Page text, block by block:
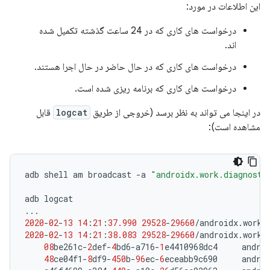
این اطلاعات در مورد:
درخواست های کاری که در 24 ساعت گذشته تکمیل شده
اند.
درخواست های کاری که در حال حاضر در حال اجرا هستند.
درخواست های کاری که برنامه ریزی شده است.
در اینجا می تواند به نظر برسد (خروجی از طریق logcat قابل
مشاهده است):
adb shell am broadcast -a
adb logcat
...
2020-02-13 14 : 21 :37.990 29528-29660/androidx.work
2020-02-13 14 : 21 :38.083 29528-29660/androidx.work
08be261c-2def-4bd6-a716-1 e4410968dc4
48ce04f1 -8df9-450b-96ec-6eceabb9c690